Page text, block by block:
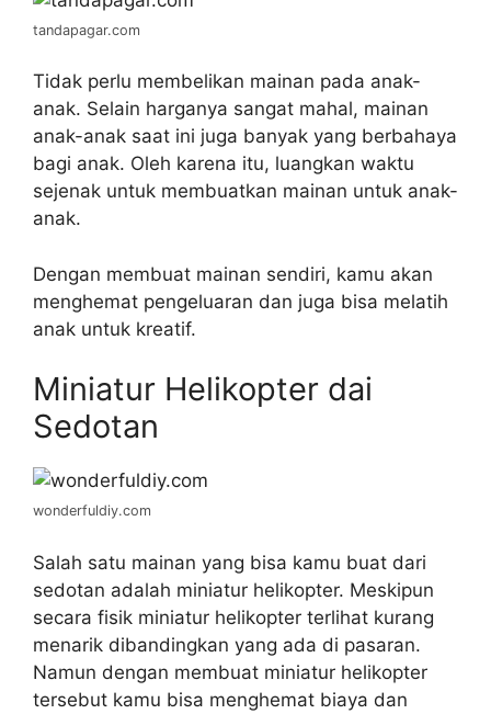
tandapagar.com
Tidak perlu membelikan mainan pada anak-
anak. Selain harganya sangat mahal, mainan
anak-anak saat ini juga banyak yang berbahaya
bagi anak. Oleh karena itu, luangkan waktu
sejenak untuk membuatkan mainan untuk anak-
anak.
Dengan membuat mainan sendiri, kamu akan
menghemat pengeluaran dan juga bisa melatih
anak untuk kreatif.
Miniatur Helikopter dai
Sedotan
wonderfuldiy.com
Salah satu mainan yang bisa kamu buat dari
sedotan adalah miniatur helikopter. Meskipun
secara fisik miniatur helikopter terlihat kurang
menarik dibandingkan yang ada di pasaran.
Namun dengan membuat miniatur helikopter
tersebut kamu bisa menghemat biaya dan